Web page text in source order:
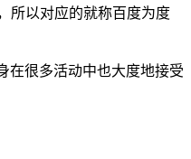
所以对应的就称百度为度
很多活动中也大度地接受